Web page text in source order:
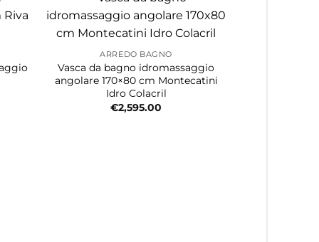
ARREDO BAGNO
Vasca da bagno idromassaggio
angolare 170×80 cm Montecatini
Idro Colacril
€2,595.00